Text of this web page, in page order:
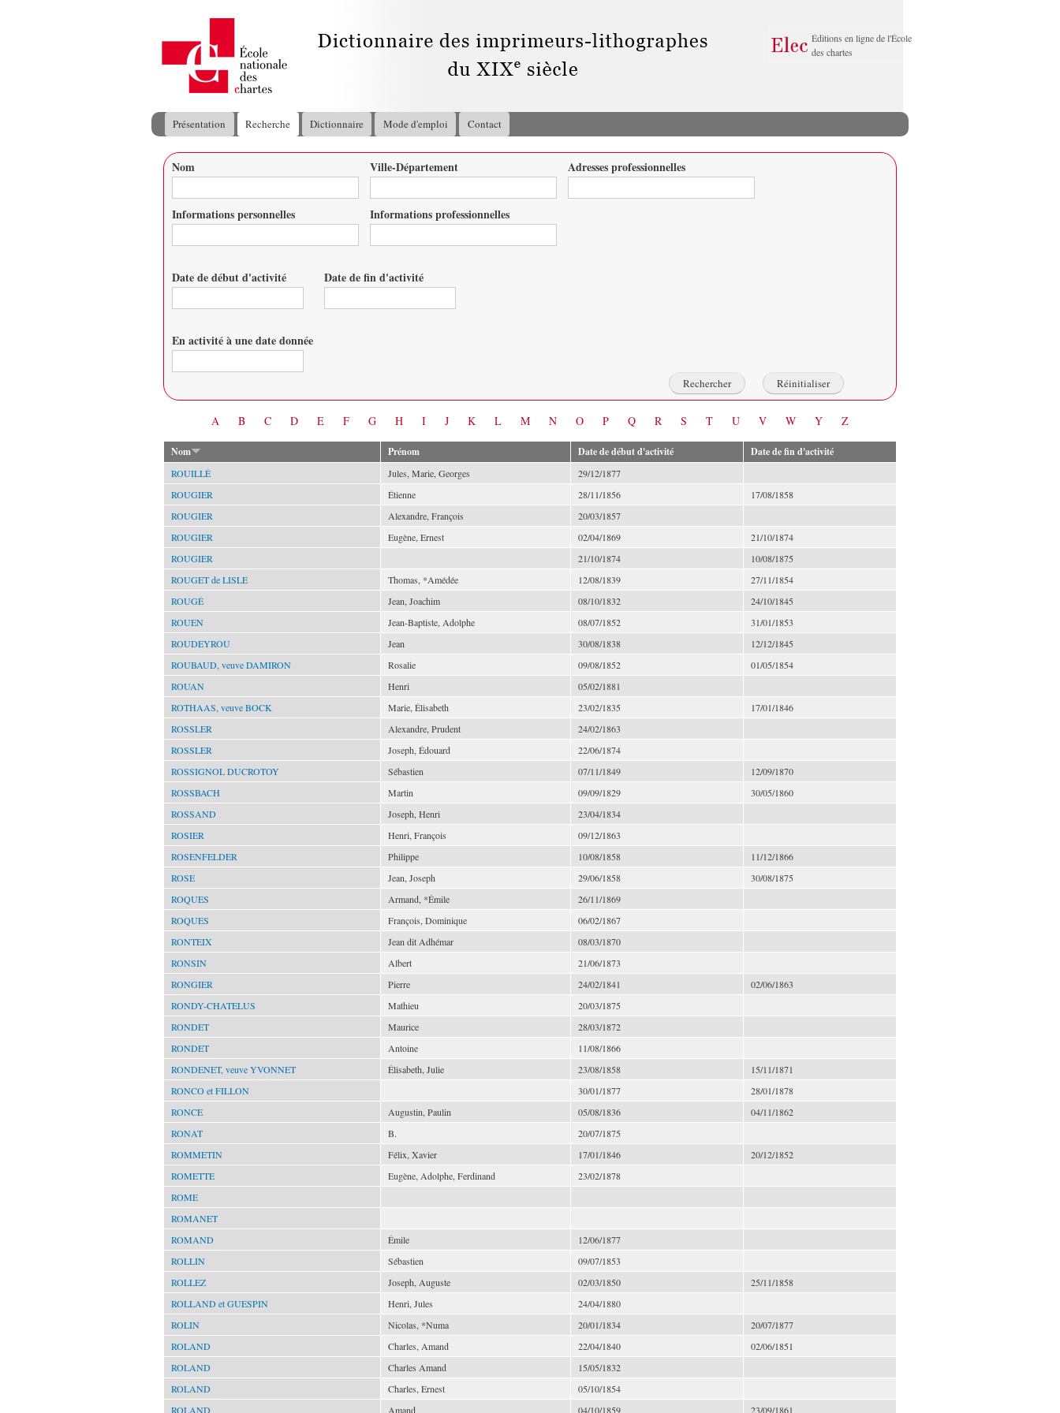
principal
Éditions en ligne de l'École
des chartes
Menu principal
Présentation Recherche Dictionnaire Mode d'emploi Contact
Vous êtes ici
Nom Ville-Département Adresses professionnelles
Informations personnelles Informations professionnelles
Date de début d'activité Date de fin d'activité
En activité à une date donnée
A B C D E F G H I J K L M N O P Q R S T U V W Y Z
Nom Prénom Date de début d'activité Date de fin d'activité
ROUILLÉ Jules, Marie, Georges
29/12/1877
ROUGIER
Étienne 28/11/1856
17/08/1858
ROUGIER
Alexandre, François
20/03/1857
ROUGIER
Eugène, Ernest 02/04/1869
21/10/1874
ROUGIER
21/10/1874
10/08/1875
ROUGET de LISLE
Thomas, *Amédée 12/08/1839
27/11/1854
ROUGÉ
Jean, Joachim 08/10/1832
24/10/1845
ROUEN
Jean-Baptiste, Adolphe 08/07/1852
31/01/1853
ROUDEYROU
Jean 30/08/1838
12/12/1845
ROUBAUD, veuve DAMIRON
Rosalie 09/08/1852
01/05/1854
ROUAN
Henri
05/02/1881
ROTHAAS, veuve BOCK
Marie, Élisabeth 23/02/1835
17/01/1846
ROSSLER
Alexandre, Prudent
24/02/1863
ROSSLER
Joseph, Édouard
22/06/1874
ROSSIGNOL DUCROTOY
Sébastien 07/11/1849
12/09/1870
ROSSBACH
Martin 09/09/1829
30/05/1860
ROSSAND
Joseph, Henri
23/04/1834
ROSIER
Henri, François
09/12/1863
ROSENFELDER
Philippe 10/08/1858
11/12/1866
ROSE
Jean, Joseph 29/06/1858
30/08/1875
ROQUES
Armand, *Émile
26/11/1869
ROQUES
François, Dominique
06/02/1867
RONTEIX
Jean dit Adhémar
08/03/1870
RONSIN
Albert
21/06/1873
RONGIER
Pierre 24/02/1841
02/06/1863
RONDY-CHATELUS
Mathieu
20/03/1875
RONDET
Maurice
28/03/1872
RONDET
Antoine
11/08/1866
RONDENET, veuve YVONNET
Élisabeth, Julie 23/08/1858
15/11/1871
RONCO et FILLON
30/01/1877
28/01/1878
RONCE
Augustin, Paulin 05/08/1836
04/11/1862
RONAT
B.
20/07/1875
ROMMETIN
Félix, Xavier 17/01/1846
20/12/1852
ROMETTE
Eugène, Adolphe, Ferdinand
23/02/1878
ROME
ROMANET
ROMAND
Émile
12/06/1877
ROLLIN
Sébastien
09/07/1853
ROLLEZ
Joseph, Auguste 02/03/1850
25/11/1858
ROLLAND et GUESPIN
Henri, Jules
24/04/1880
ROLIN
Nicolas, *Numa 20/01/1834
20/07/1877
ROLAND
Charles, Amand 22/04/1840
02/06/1851
ROLAND
Charles Amand
15/05/1832
ROLAND
Charles, Ernest
05/10/1854
ROLAND
Amand 04/10/1859 23/09/1861